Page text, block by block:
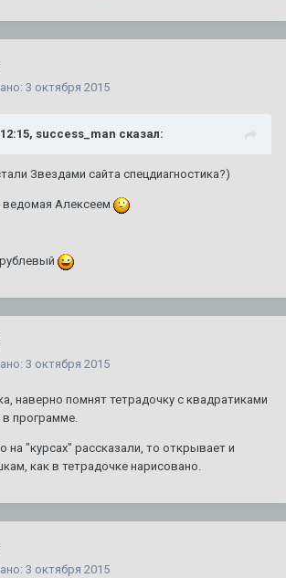
3 октября 2015
12:15, success_man сказал:
Звездами сайта спецдиагностика?)
Алексеем
3 октября 2015
наверно помнят тетрадочку с квадратиками
в программе.
на "курсах" рассказали, то открывает и
как в тетрадочке нарисовано.
3 октября 2015